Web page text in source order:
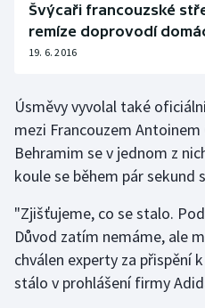
Švýcaři francouzské
remíze doprovodí
19. 6. 2016
Úsměvy vyvolal také
mezi Francouzem
Behramim se v jednom z
koule se během pár
"Zjišťujeme, co se stalo.
Důvod zatím nemáme, ale
chválen experty za přispění
stálo v prohlášení firmy